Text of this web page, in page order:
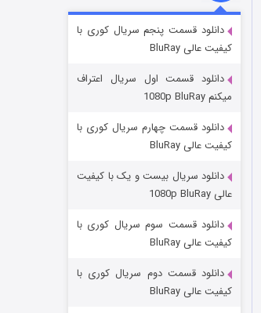
قسمت۲ (زیرنویس) منتشر شد
مردگان متحرک: شهر مرده ۳
دانلود قسمت پنجم سریال کوری با
کیفیت عالی BluRay
دانلود قسمت اول سریال اعتراف
میکنم 1080p BluRay
دانلود قسمت چهارم سریال کوری با
کیفیت عالی BluRay
دانلود سریال بیست و یک با کیفیت
عالی 1080p BluRay
دانلود قسمت سوم سریال کوری با
کیفیت عالی BluRay
دانلود قسمت دوم سریال کوری با
کیفیت عالی BluRay